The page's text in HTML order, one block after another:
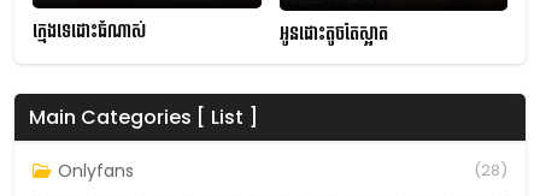
ក្មេងទេដោះធំណាស់ អូនដោះតូចតែស្អាត
Main Categories [ List ]
Onlyfans (28)